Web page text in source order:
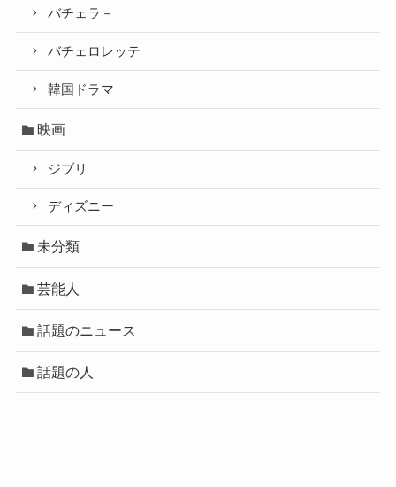
バチェラ－
バチェロレッテ
韓国ドラマ
映画
ジブリ
ディズニー
未分類
芸能人
話題のニュース
話題の人